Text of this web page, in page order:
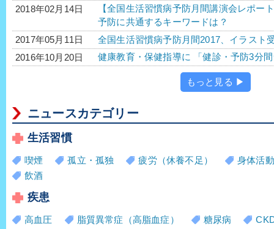
2018年02月14日
【全国生活習慣病予防月間講演会レポー
予防に共通するキーワードは？
2017年05月11日
全国生活習慣病予防月間2017、イラスト
2016年10月20日
健康教育・保健指導に 「健診・予防3分
もっと見る ▶
ニュースカテゴリー
生活習慣
喫煙 孤立・孤独 疲労（休養不足）
身体活
飲酒
疾患
高血圧 脂質異常症（高脂血症） 糖尿病